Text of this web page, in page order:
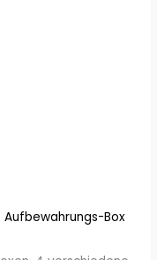
Aufbewahrungs-Box